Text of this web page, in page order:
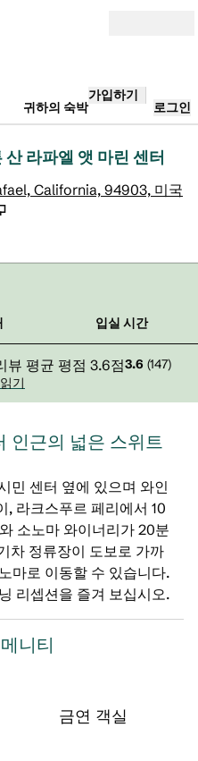
귀하의 숙박
가입하기
로그인
라파엘 앳 마린 센터
California, 94903, 미국
입실 시간
3.6 (147)
기
인근의 넓은 스위트
민 센터 옆에 있으며 와인
, 라크스푸르 페리에서 10
소노마 와이너리가 20분
차 정류장이 도보로 가까
마로 이동할 수 있습니다.
리셉션을 즐겨 보십시오.
니티
금연 객실